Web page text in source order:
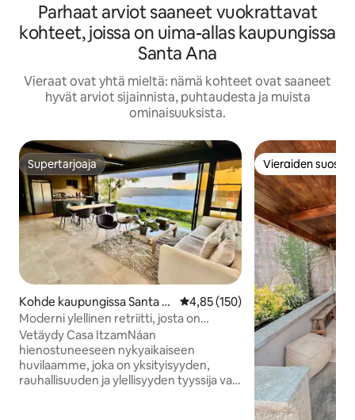
Parhaat arviot saaneet vuokrattavat
kohteet, joissa on uima-allas kaupungissa
Santa Ana
Vieraat ovat yhtä mieltä: nämä kohteet ovat saaneet
hyvät arviot sijainnista, puhtaudesta ja muista
ominaisuuksista.
Supertarjoaja
Supertarjoaja
Kohde kaupungissa Santa A
na
Keskimääräinen arvio 4,85/5,
4,85 (150)
Moderni ylellinen retriitti, josta on
näkymä Coatepeque-järvelle
Vetäydy Casa ItzamNáan
hienostuneeseen nykyaikaiseen
huvilaamme, joka on yksityisyyden,
rauhallisuuden ja ylellisyyden tyyssija vain
Vieraiden
Vieraiden